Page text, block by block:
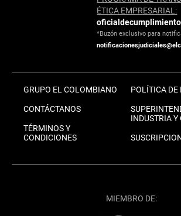
ÉTICA EMPRESARIAL:
*Buzón exclusivo para
GRUPO EL COLOMBIANO
CONTÁCTANOS
TÉRMINOS Y
CONDICIONES
POLÍTICA DE
INDUSTRIA Y
MIEMBRO DE: